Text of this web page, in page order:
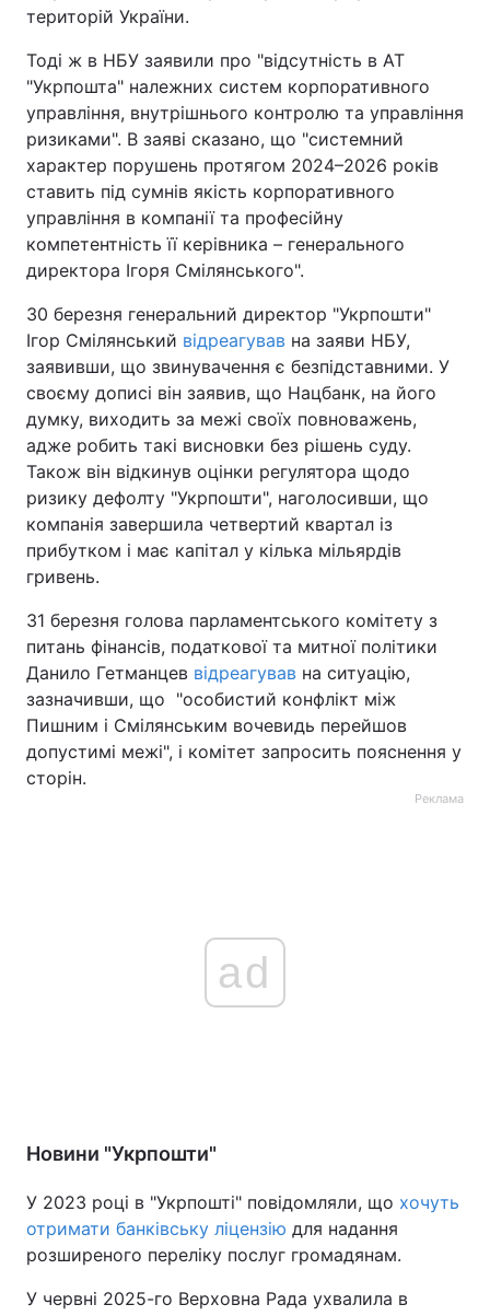
територій України.
Тоді ж в НБУ заявили про "відсутність в АТ
"Укрпошта" належних систем корпоративного
управління, внутрішнього контролю та управління
ризиками". В заяві сказано, що "системний
характер порушень протягом 2024–2026 років
ставить під сумнів якість корпоративного
управління в компанії та професійну
компетентність її керівника – генерального
директора Ігоря Смілянського".
30 березня генеральний директор "Укрпошти"
Ігор Смілянський відреагував на заяви НБУ,
заявивши, що звинувачення є безпідставними. У
своєму дописі він заявив, що Нацбанк, на його
думку, виходить за межі своїх повноважень,
адже робить такі висновки без рішень суду.
Також він відкинув оцінки регулятора щодо
ризику дефолту "Укрпошти", наголосивши, що
компанія завершила четвертий квартал із
прибутком і має капітал у кілька мільярдів
гривень.
31 березня голова парламентського комітету з
питань фінансів, податкової та митної політики
Данило Гетманцев відреагував на ситуацію,
зазначивши, що "особистий конфлікт між
Пишним і Смілянським вочевидь перейшов
допустимі межі", і комітет запросить пояснення у
сторін.
Реклама
ad
Новини "Укрпошти"
У 2023 році в "Укрпошті" повідомляли, що хочуть
отримати банківську ліцензію для надання
розширеного переліку послуг громадянам.
У червні 2025-го Верховна Рада ухвалила в